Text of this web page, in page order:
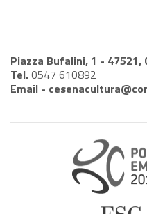
Piazza Bufalini, 1 - 47521,
Tel.0547 610892
Email -